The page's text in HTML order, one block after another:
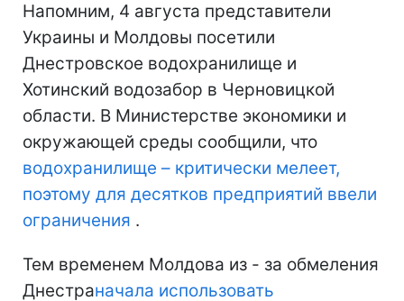
Напомним, 4 августа представители
Украины и Молдовы посетили
Днестровское водохранилище и
Хотинский водозабор в Черновицкой
области. В Министерстве экономики и
окружающей среды сообщили, что
водохранилище – критически мелеет,
поэтому для десятков предприятий ввели
ограничения .
Тем временем Молдова из - за обмеления
Днестраначала использовать